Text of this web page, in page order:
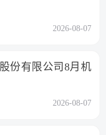
2026-08-07
份有限公司8月机
2026-08-07